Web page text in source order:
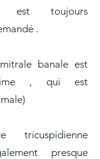
est toujours
.
banale est
, qui est
tricuspidienne
presque